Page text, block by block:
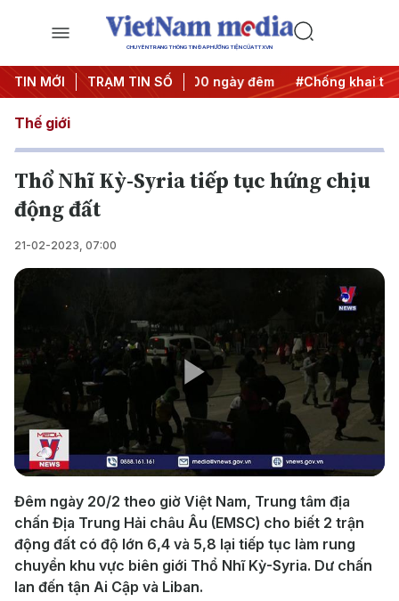
CHUYÊN TRANG THÔNG TIN ĐA PHƯƠNG TIỆN CỦA TTXVN
TIN MỚI TRẠM TIN SỐ
động #Chiến dịch 500 ngày đêm #Chống khai thác IUU
Thế giới
Thổ Nhĩ Kỳ-Syria tiếp tục hứng chịu
động đất
21-02-2023, 07:00
Play
Video
Đêm ngày 20/2 theo giờ Việt Nam, Trung tâm địa
chấn Địa Trung Hải châu Âu (EMSC) cho biết 2 trận
động đất có độ lớn 6,4 và 5,8 lại tiếp tục làm rung
chuyển khu vực biên giới Thổ Nhĩ Kỳ-Syria. Dư chấn
lan đến tận Ai Cập và Liban.